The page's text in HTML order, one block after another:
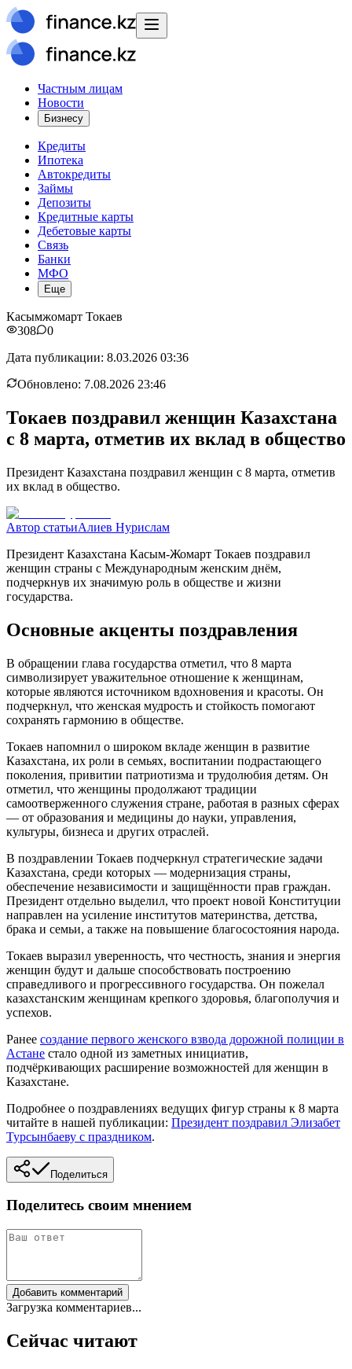
Частным лицам
Новости
Бизнесу
Кредиты
Ипотека
Автокредиты
Займы
Депозиты
Кредитные карты
Дебетовые карты
Связь
Банки
МФО
Еще
Касымжомарт Токаев
308
0
Дата публикации: 8.03.2026 03:36
Обновлено: 7.08.2026 23:46
Токаев поздравил женщин Казахстана
с 8 марта, отметив их вклад в общество
Президент Казахстана поздравил женщин с 8 марта, отметив
их вклад в общество.
Автор статьиАлиев Нурислам
Президент Казахстана Касым-Жомарт Токаев поздравил
женщин страны с Международным женским днём,
подчеркнув их значимую роль в обществе и жизни
государства.
Основные акценты поздравления
В обращении глава государства отметил, что 8 марта
символизирует уважительное отношение к женщинам,
которые являются источником вдохновения и красоты. Он
подчеркнул, что женская мудрость и стойкость помогают
сохранять гармонию в обществе.
Токаев напомнил о широком вкладе женщин в развитие
Казахстана, их роли в семьях, воспитании подрастающего
поколения, привитии патриотизма и трудолюбия детям. Он
отметил, что женщины продолжают традиции
самоотверженного служения стране, работая в разных сферах
— от образования и медицины до науки, управления,
культуры, бизнеса и других отраслей.
В поздравлении Токаев подчеркнул стратегические задачи
Казахстана, среди которых — модернизация страны,
обеспечение независимости и защищённости прав граждан.
Президент отдельно выделил, что проект новой Конституции
направлен на усиление институтов материнства, детства,
брака и семьи, а также на повышение благосостояния народа.
Токаев выразил уверенность, что честность, знания и энергия
женщин будут и дальше способствовать построению
справедливого и прогрессивного государства. Он пожелал
казахстанским женщинам крепкого здоровья, благополучия и
успехов.
Ранее создание первого женского взвода дорожной полиции в
Астане стало одной из заметных инициатив,
подчёркивающих расширение возможностей для женщин в
Казахстане.
Подробнее о поздравлениях ведущих фигур страны к 8 марта
читайте в нашей публикации: Президент поздравил Элизабет
Турсынбаеву с праздником.
Поделиться
Поделитесь своим мнением
Добавить комментарий
Загрузка комментариев...
Сейчас читают